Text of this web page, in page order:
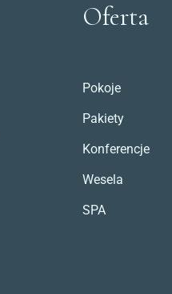
Oferta
Pokoje
Pakiety
Konferencje
Wesela
SPA